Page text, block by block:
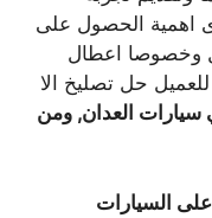
اهمية الحصول على
وخصوصا اعطال
للعميل حل تصليخ الا
سيارات العدان, ومن
السيارات